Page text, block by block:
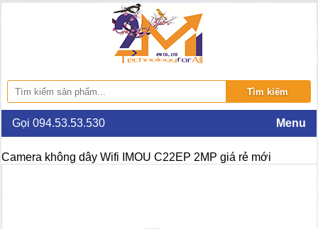
Gọi 094.53.53.530 Menu
Camera không dây Wifi IMOU C22EP 2MP giá rẻ mới